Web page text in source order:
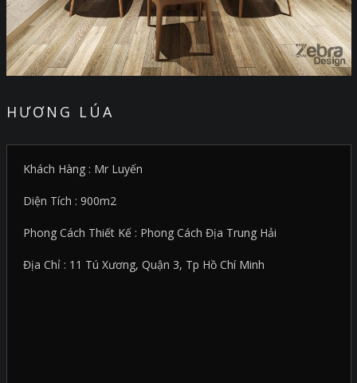
HƯƠNG LÚA
Khách Hàng : Mr Luyến
Diện Tích : 900m2
Phong Cách Thiết Kế : Phong Cách Địa Trung Hải
Địa Chỉ : 11 Tú Xương, Quận 3, Tp Hồ Chí Minh